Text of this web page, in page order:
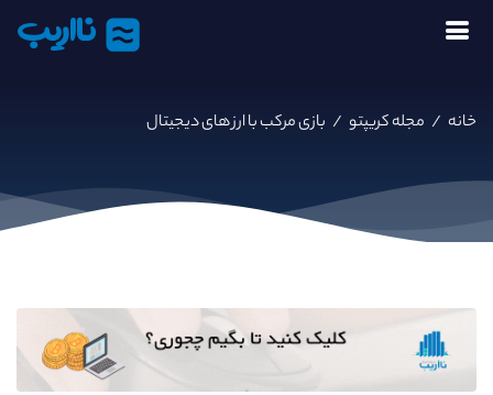
نااریب
خانه / مجله کریپتو / بازی مرکب با ارز های دیجیتال